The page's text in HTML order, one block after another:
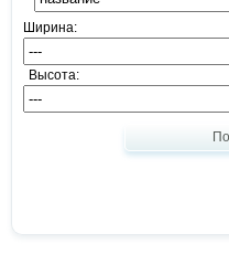
Ширина:
Высота: